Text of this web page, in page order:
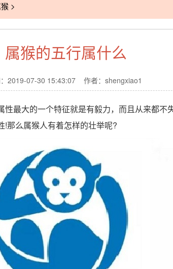
>
属猴的五行属什么
2019-07-30 15:43:07 作者：shengxiao1
最大的一个特征就是有毅力，而且从来都不
!那么属猴人有着怎样的壮举呢?